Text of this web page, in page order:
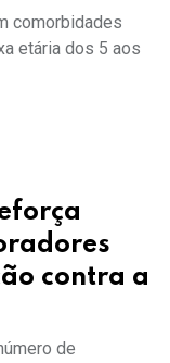
comorbidades
etária dos 5 aos
contra a
de